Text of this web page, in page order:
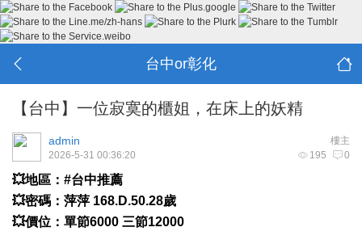
台中or彰化
【台中】一位寂寞的櫃姐，在床上的妖精
樓主
admin
195 0
2026-5-31 00:36:20
💥地區：#台中推薦
💥密碼：萍萍 168.D.50.28歲
💥價位：單節6000 三節12000